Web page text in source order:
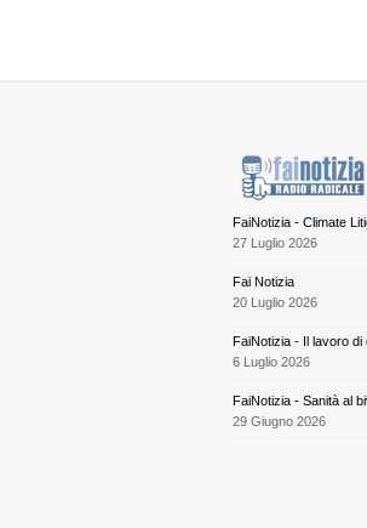
FaiNotizia - Climate
27 Luglio 2026
Fai Notizia
20 Luglio 2026
FaiNotizia - Il lavoro
6 Luglio 2026
FaiNotizia - Sanità al
29 Giugno 2026